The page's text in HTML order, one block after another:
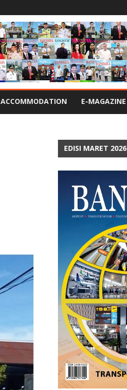
ACCOMMODATION E-MAGAZINE
EDISI MARET 2026